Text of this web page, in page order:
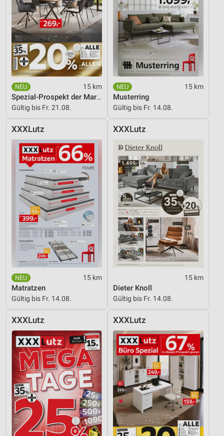
15 km
Spezial-Prospekt der Marken
Gültig bis Fr. 21.08.
15 km
Musterring
Gültig bis Fr. 14.08.
XXXLutz
15 km
Matratzen
Gültig bis Fr. 14.08.
XXXLutz
15 km
Dieter Knoll
Gültig bis Fr. 14.08.
XXXLutz XXXLutz
Verwendung genauer Standortdaten
Geräte anhand von aktiv angeforderten
Informationen identifizieren
Nicht-IAB-Verarbeitungszwecke:
Notwendig
Performance
Funktional
Werbung